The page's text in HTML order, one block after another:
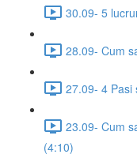
30.09- 5
28.09- Cum
27.09- 4 Pasi
23.09- Cum
(4:10)